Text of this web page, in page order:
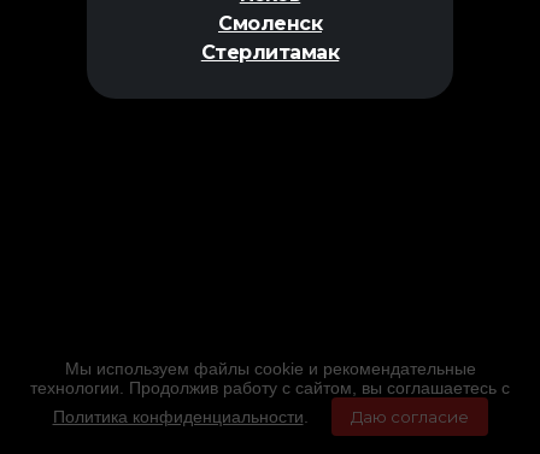
Смоленск
Стерлитамак
Мы используем файлы cookie и рекомендательные
технологии. Продолжив работу с сайтом, вы соглашаетесь с
Политика конфиденциальности
Даю согласие